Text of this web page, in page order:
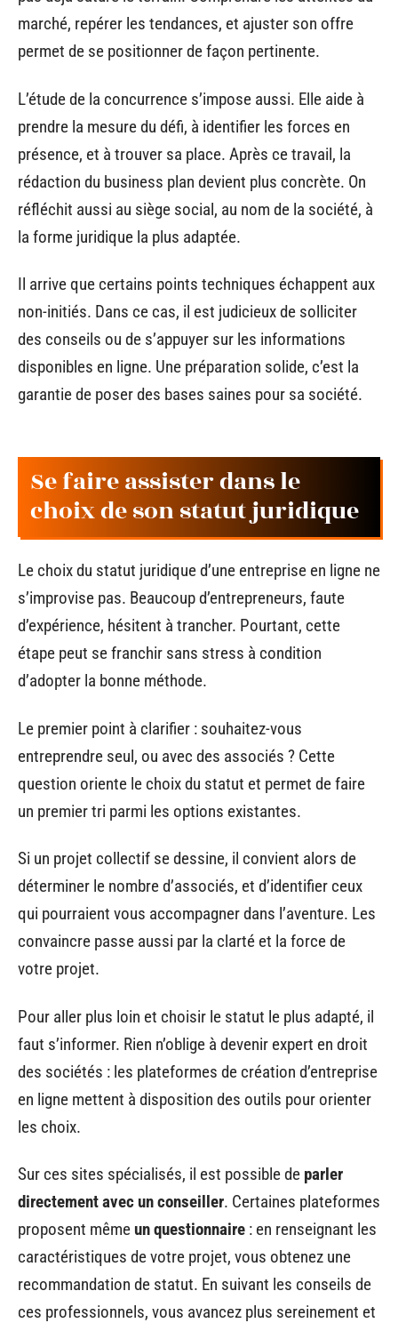
marché, repérer les tendances, et ajuster son offre
permet de se positionner de façon pertinente.
L’étude de la concurrence s’impose aussi. Elle aide à
prendre la mesure du défi, à identifier les forces en
présence, et à trouver sa place. Après ce travail, la
rédaction du business plan devient plus concrète. On
réfléchit aussi au siège social, au nom de la société, à
la forme juridique la plus adaptée.
Il arrive que certains points techniques échappent aux
non-initiés. Dans ce cas, il est judicieux de solliciter
des conseils ou de s’appuyer sur les informations
disponibles en ligne. Une préparation solide, c’est la
garantie de poser des bases saines pour sa société.
Se faire assister dans le
choix de son statut juridique
Le choix du statut juridique d’une entreprise en ligne ne
s’improvise pas. Beaucoup d’entrepreneurs, faute
d’expérience, hésitent à trancher. Pourtant, cette
étape peut se franchir sans stress à condition
d’adopter la bonne méthode.
Le premier point à clarifier : souhaitez-vous
entreprendre seul, ou avec des associés ? Cette
question oriente le choix du statut et permet de faire
un premier tri parmi les options existantes.
Si un projet collectif se dessine, il convient alors de
déterminer le nombre d’associés, et d’identifier ceux
qui pourraient vous accompagner dans l’aventure. Les
convaincre passe aussi par la clarté et la force de
votre projet.
Pour aller plus loin et choisir le statut le plus adapté, il
faut s’informer. Rien n’oblige à devenir expert en droit
des sociétés : les plateformes de création d’entreprise
en ligne mettent à disposition des outils pour orienter
les choix.
Sur ces sites spécialisés, il est possible de parler
directement avec un conseiller. Certaines plateformes
proposent même un questionnaire : en renseignant les
caractéristiques de votre projet, vous obtenez une
recommandation de statut. En suivant les conseils de
ces professionnels, vous avancez plus sereinement et